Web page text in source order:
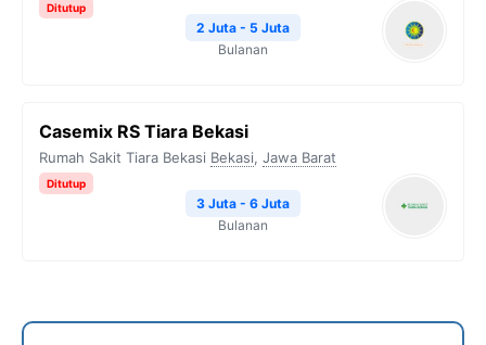
Ditutup
2 Juta - 5 Juta
Bulanan
Casemix RS Tiara Bekasi
Rumah Sakit Tiara Bekasi Bekasi, Jawa Barat
Ditutup
3 Juta - 6 Juta
Bulanan